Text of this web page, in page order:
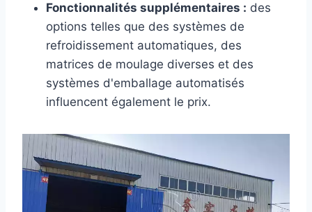
Fonctionnalités supplémentaires : des
options telles que des systèmes de
refroidissement automatiques, des
matrices de moulage diverses et des
systèmes d'emballage automatisés
influencent également le prix.